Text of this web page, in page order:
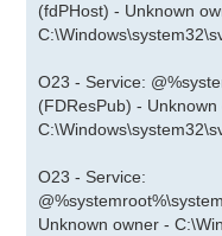
(fdPHost) - Unknown
O23 - Service:
(FDResPub) - Unknown
O23 - Service:
Unknown owner -